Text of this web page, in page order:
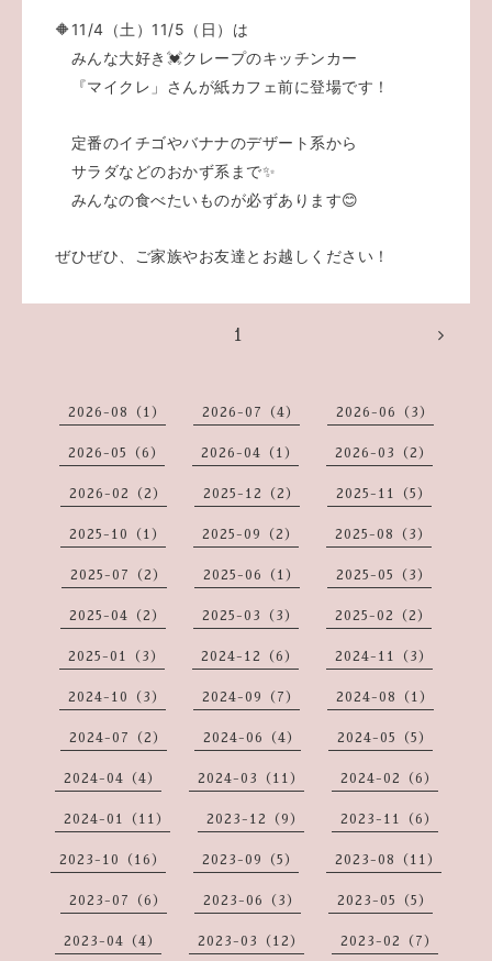
🔶11/4（土）11/5（日）は
みんな大好き💓クレープのキッチンカー
『マイクレ」さんが紙カフェ前に登場です！
定番のイチゴやバナナのデザート系から
サラダなどのおかず系まで✨
みんなの食べたいものが必ずあります😊
ぜひぜひ、ご家族やお友達とお越しください！
1
2026-08（1） 2026-07（4） 2026-06（3）
2026-05（6） 2026-04（1） 2026-03（2）
2026-02（2） 2025-12（2） 2025-11（5）
2025-10（1） 2025-09（2） 2025-08（3）
2025-07（2） 2025-06（1） 2025-05（3）
2025-04（2） 2025-03（3） 2025-02（2）
2025-01（3） 2024-12（6） 2024-11（3）
2024-10（3） 2024-09（7） 2024-08（1）
2024-07（2） 2024-06（4） 2024-05（5）
2024-04（4） 2024-03（11） 2024-02（6）
2024-01（11） 2023-12（9） 2023-11（6）
2023-10（16） 2023-09（5） 2023-08（11）
2023-07（6） 2023-06（3） 2023-05（5）
2023-04（4） 2023-03（12） 2023-02（7）